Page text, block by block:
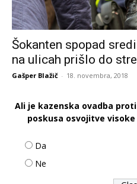
Šokanten spopad
na ulicah prišlo do
Gašper Blažič - 18. novembra, 2018
Ali je kazenska ovadba
poskusa osvojitve
Da
Ne